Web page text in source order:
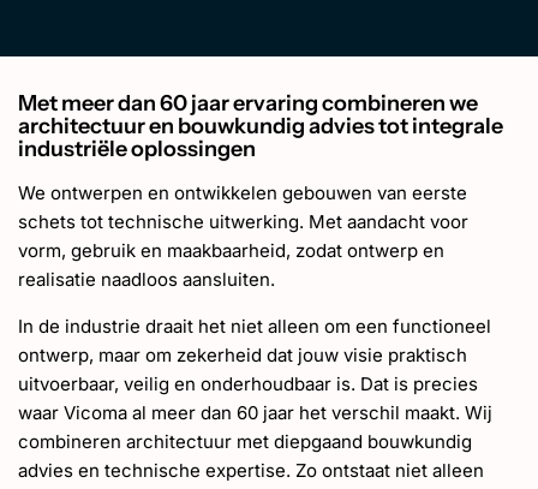
Met meer dan 60 jaar ervaring combineren we
architectuur en bouwkundig advies tot integrale
industriële oplossingen
We ontwerpen en ontwikkelen gebouwen van eerste
schets tot technische uitwerking. Met aandacht voor
vorm, gebruik en maakbaarheid, zodat ontwerp en
realisatie naadloos aansluiten.
In de industrie draait het niet alleen om een functioneel
ontwerp, maar om zekerheid dat jouw visie praktisch
uitvoerbaar, veilig en onderhoudbaar is. Dat is precies
waar Vicoma al meer dan 60 jaar het verschil maakt. Wij
combineren architectuur met diepgaand bouwkundig
advies en technische expertise. Zo ontstaat niet alleen